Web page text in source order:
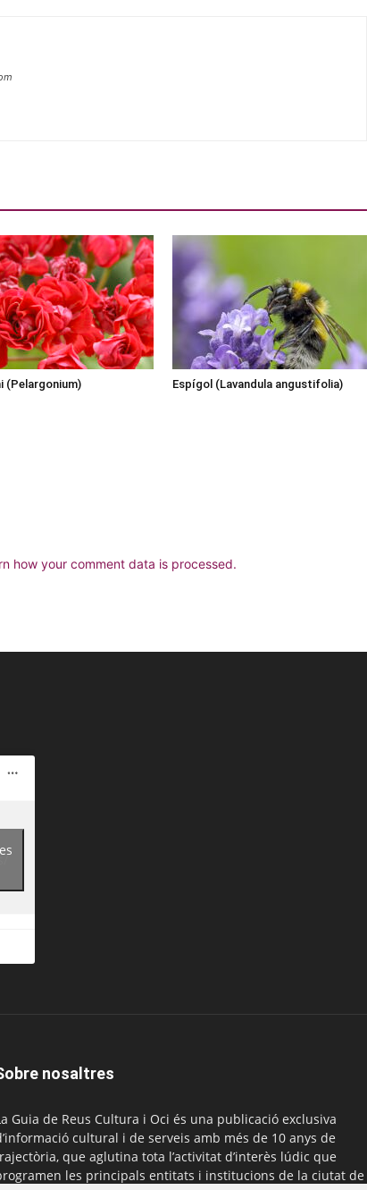
(Pelargonium) Espígol (Lavandula angustifolia)
how your comment data is processed.
nosaltres
Guia de Reus Cultura i Oci és una publicació exclusiva
cultural i de serveis amb més de 10 anys de
que aglutina tota l’activitat d’interès lúdic que
les principals entitats i institucions de la ciutat de